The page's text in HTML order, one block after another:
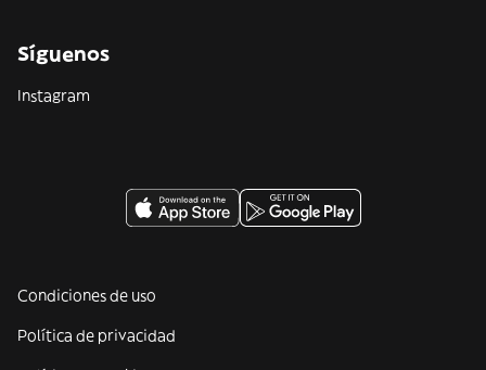
Síguenos
Instagram
Condiciones de uso
Política de privacidad